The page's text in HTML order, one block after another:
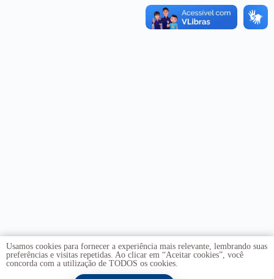
Usamos cookies para fornecer a experiência mais relevante, lembrando suas
preferências e visitas repetidas. Ao clicar em “Aceitar cookies”, você
concorda com a utilização de TODOS os cookies.